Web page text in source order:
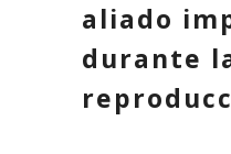
aliado
durante